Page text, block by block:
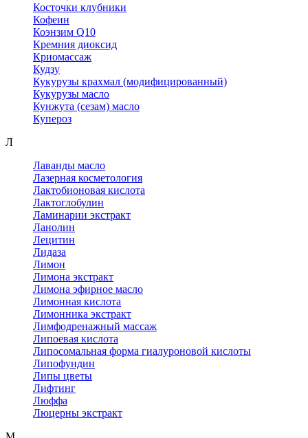
Косточки клубники
Кофеин
Коэнзим Q10
Кремния диоксид
Криомассаж
Кудзу
Кукурузы крахмал (модифицированный)
Кукурузы масло
Кунжута (сезам) масло
Купероз
Л
Лаванды масло
Лазерная косметология
Лактобионовая кислота
Лактоглобулин
Ламинарии экстракт
Ланолин
Лецитин
Лидаза
Лимон
Лимона экстракт
Лимона эфирное масло
Лимонная кислота
Лимонника экстракт
Лимфодренажный массаж
Липоевая кислота
Липосомальная форма гиалуроновой кислоты
Липофундин
Липы цветы
Лифтинг
Люффа
Люцерны экстракт